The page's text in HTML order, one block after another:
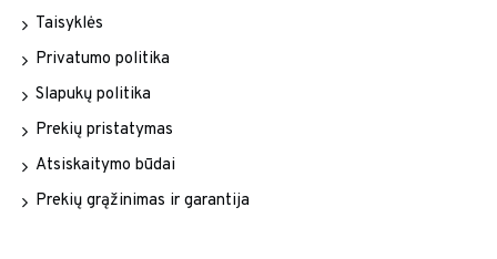
Taisyklės
Privatumo politika
Slapukų politika
Prekių pristatymas
Atsiskaitymo būdai
Prekių grąžinimas ir garantija